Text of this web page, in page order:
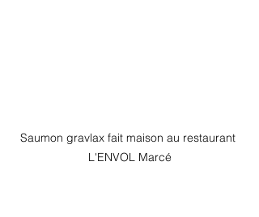
Saumon gravlax fait maison au restaurant
L'ENVOL Marcé